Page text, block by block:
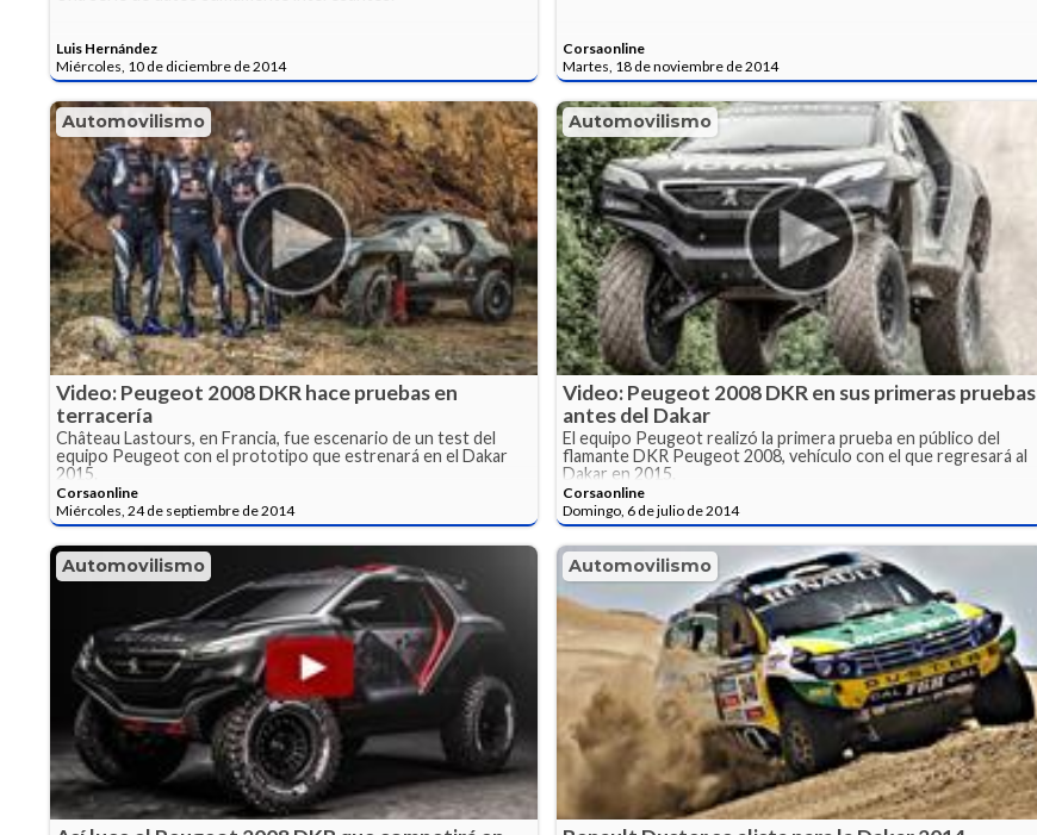
Luis Hernández
Miércoles, 10 de diciembre de 2014
Corsaonline
Martes, 18 de noviembre de 2014
Automovilismo
Video: Peugeot 2008 DKR hace pruebas en
terracería
Château Lastours, en Francia, fue escenario de un test del
equipo Peugeot con el prototipo que estrenará en el Dakar
2015.
Corsaonline
Miércoles, 24 de septiembre de 2014
Automovilismo
Video: Peugeot 2008 DKR en sus primeras pruebas
antes del Dakar
El equipo Peugeot realizó la primera prueba en público del
flamante DKR Peugeot 2008, vehículo con el que regresará al
Dakar en 2015.
Corsaonline
Domingo, 6 de julio de 2014
Automovilismo Automovilismo